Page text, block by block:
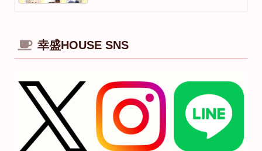
幸盛HOUSE SNS